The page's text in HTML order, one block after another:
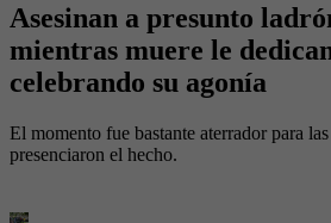
Asesinan a presunto
mientras muere le
celebrando su agonía
El momento fue bastante aterrador para
presenciaron el hecho.